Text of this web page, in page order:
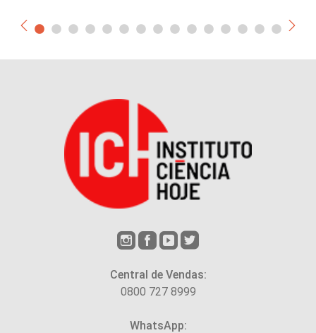
Central de Vendas:
0800 727 8999
WhatsApp: